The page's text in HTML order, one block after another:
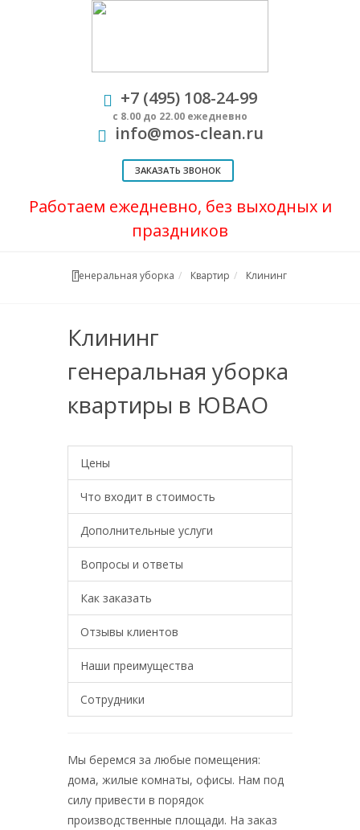
+7 (495) 108-24-99
с 8.00 до 22.00 ежедневно
info@mos-clean.ru
ЗАКАЗАТЬ ЗВОНОК
Работаем ежедневно, без выходных и
праздников
Генеральная уборка Квартир Клининг
Клининг
генеральная уборка
квартиры в ЮВАО
Цены
Что входит в стоимость
Дополнительные услуги
Вопросы и ответы
Как заказать
Отзывы клиентов
Наши преимущества
Сотрудники
Мы беремся за любые помещения:
дома, жилые комнаты, офисы. Нам под
силу привести в порядок
производственные площади. На заказ